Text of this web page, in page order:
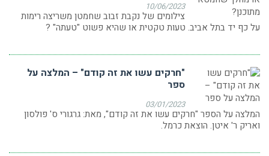
10/06/2023
צילומים של נקבת זבוב שחמטן משריצה רימות
על כף יד בתל אביב. טעות טקטית או שהיא פשוט "טעתה" ?
"חרקים עשו את זה קודם" – המלצה על
ספר
03/01/2023
המלצה על הספר "חרקים עשו את זה קודם", מאת: גרגורי ס' פולסון
ואריק ר' איטן. הוצאת כרמל.